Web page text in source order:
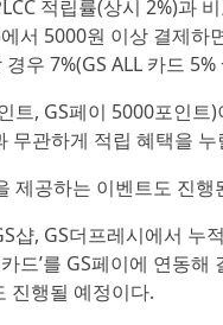
적립률(상시 2%)과
서 5000원 이상 결제하
우 7%(GS ALL 카드
트, GS페이 5000포인
무관하게 적립 혜택을 누
제공하는 이벤트도 진행
샵, GS더프레시에서
드’를 GS페이에 연동
진행될 예정이다.